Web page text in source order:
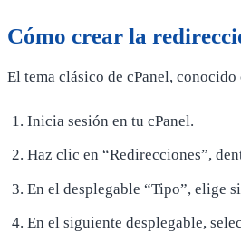
Cómo crear la
El tema clásico de cPanel,
Inicia sesión en tu cPanel.
Haz clic en “Redirecciones”,
En el desplegable “Tipo”, elige
En el siguiente desplegable,